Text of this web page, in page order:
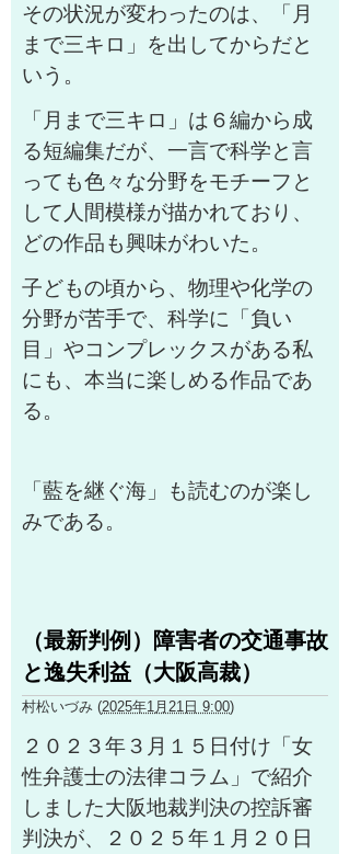
その状況が変わったのは、「月
まで三キロ」を出してからだと
いう。
「月まで三キロ」は６編から成
る短編集だが、一言で科学と言
っても色々な分野をモチーフと
して人間模様が描かれており、
どの作品も興味がわいた。
子どもの頃から、物理や化学の
分野が苦手で、科学に「負い
目」やコンプレックスがある私
にも、本当に楽しめる作品であ
る。
「藍を継ぐ海」も読むのが楽し
みである。
（最新判例）障害者の交通事故
と逸失利益（大阪高裁）
村松いづみ (2025年1月21日 9:00)
２０２３年３月１５日付け「女
性弁護士の法律コラム」で紹介
しました大阪地裁判決の控訴審
判決が、２０２５年１月２０日